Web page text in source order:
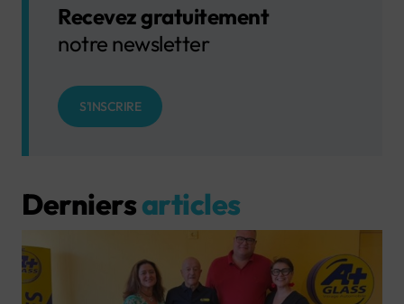
Recevez gratuitement
notre newsletter
S'INSCRIRE
Derniersarticles